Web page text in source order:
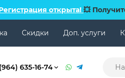
открыта! 💥
Скидки Доп. услуги
635-16-74